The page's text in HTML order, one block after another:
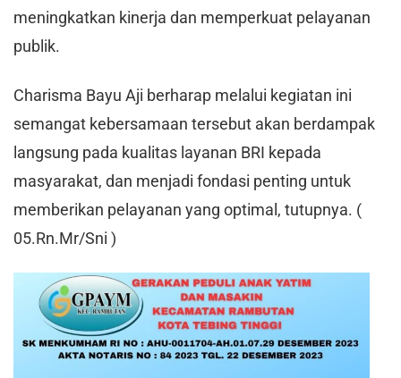
meningkatkan kinerja dan memperkuat pelayanan
publik.
​Charisma Bayu Aji berharap melalui kegiatan ini
semangat kebersamaan tersebut akan berdampak
langsung pada kualitas layanan BRI kepada
masyarakat, dan menjadi fondasi penting untuk
memberikan pelayanan yang optimal, tutupnya. (
05.Rn.Mr/Sni )